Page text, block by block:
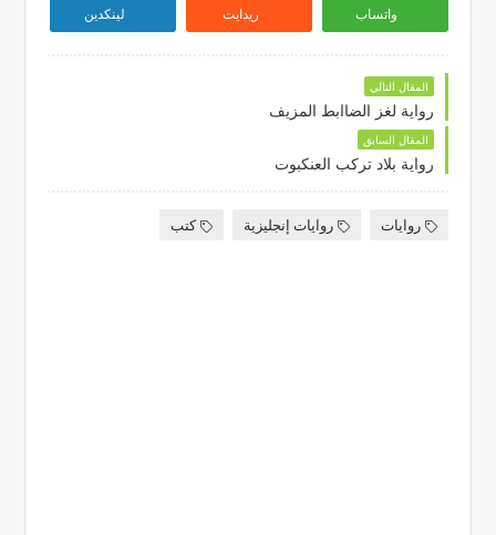
واتساب ريدايت لينكدين
المقال التالي
رواية لغز الضاابط المزيف
المقال السابق
رواية بلاد تركب العنكبوت
روايات روايات إنجليزية كتب